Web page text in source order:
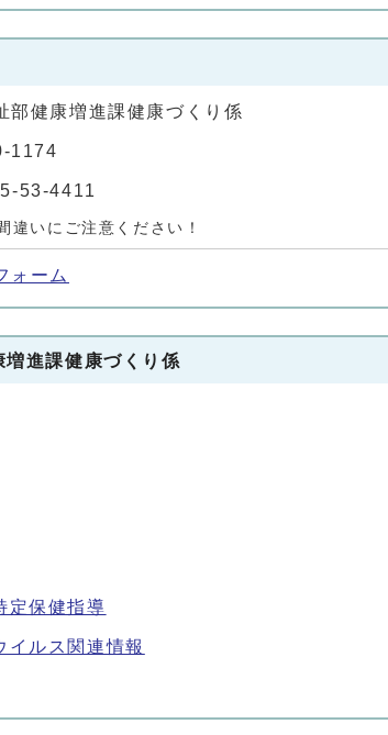
部健康増進課健康づくり係
1174
53-4411
違いにご注意ください！
ォーム
増進課健康づくり係
定保健指導
イルス関連情報